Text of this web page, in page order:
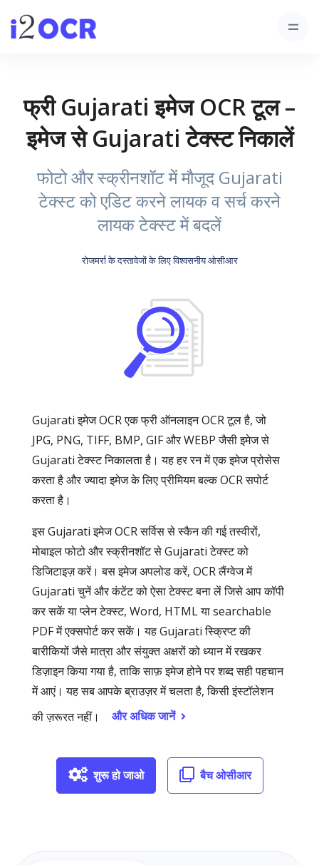
फ्री Gujarati इमेज OCR टूल –
इमेज से Gujarati टेक्स्ट निकालें
फोटो और स्क्रीनशॉट में मौजूद Gujarati
टेक्स्ट को एडिट करने लायक व सर्च करने
लायक टेक्स्ट में बदलें
रोजमर्रा के दस्तावेजों के लिए विश्वसनीय ओसीआर
Gujarati इमेज OCR एक फ्री ऑनलाइन OCR टूल है, जो
JPG, PNG, TIFF, BMP, GIF और WEBP जैसी इमेज से
Gujarati टेक्स्ट निकालता है। यह हर रन में एक इमेज प्रोसेस
करता है और ज्यादा इमेज के लिए प्रीमियम बल्क OCR सपोर्ट
करता है।
इस Gujarati इमेज OCR सर्विस से स्कैन की गई तस्वीरों,
मोबाइल फोटो और स्क्रीनशॉट से Gujarati टेक्स्ट को
डिजिटाइज़ करें। बस इमेज अपलोड करें, OCR लैंग्वेज में
Gujarati चुनें और कंटेंट को ऐसा टेक्स्ट बना लें जिसे आप कॉपी
कर सकें या प्लेन टेक्स्ट, Word, HTML या searchable
PDF में एक्सपोर्ट कर सकें। यह Gujarati स्क्रिप्ट की
बारीकियों जैसे मात्रा और संयुक्त अक्षरों को ध्यान में रखकर
डिज़ाइन किया गया है, ताकि साफ़ इमेज होने पर शब्द सही पहचान
में आएं। यह सब आपके ब्राउज़र में चलता है, किसी इंस्टॉलेशन
की ज़रूरत नहीं।
और अधिक जानें
शुरू हो जाओ बैच ओसीआर